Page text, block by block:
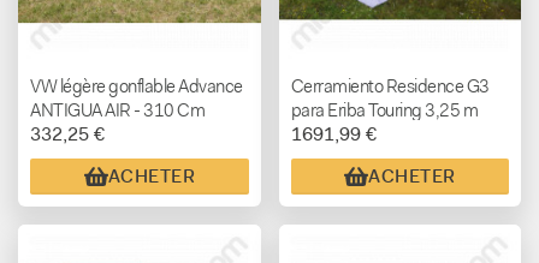
VW légère gonflable Advance
ANTIGUA AIR - 310 Cm
332,25 €
ACHETER
Cerramiento Residence G3
para Eriba Touring 3,25 m
THULE
1691,99 €
ACHETER